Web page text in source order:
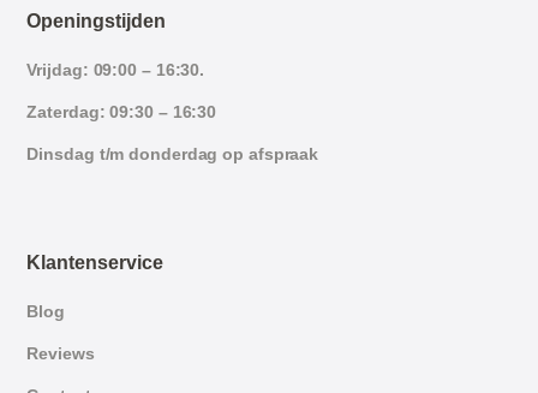
Openingstijden
Vrijdag: 09:00 – 16:30.
Zaterdag: 09:30 – 16:30
Dinsdag t/m donderdag op afspraak
Klantenservice
Blog
Reviews